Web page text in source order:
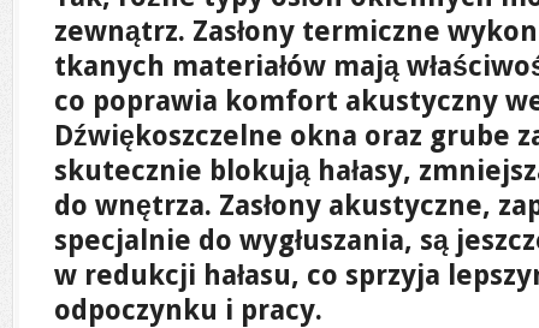
zewnątrz. Zasłony termiczne
tkanych materiałów mają
co poprawia komfort akustyczny
Dźwiękoszczelne okna oraz grube
skutecznie blokują hałasy,
do wnętrza. Zasłony akustyczne,
specjalnie do wygłuszania, są
w redukcji hałasu, co sprzyja
odpoczynku i pracy.